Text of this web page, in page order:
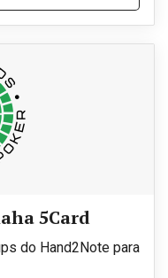
5Card
do Hand2Note para